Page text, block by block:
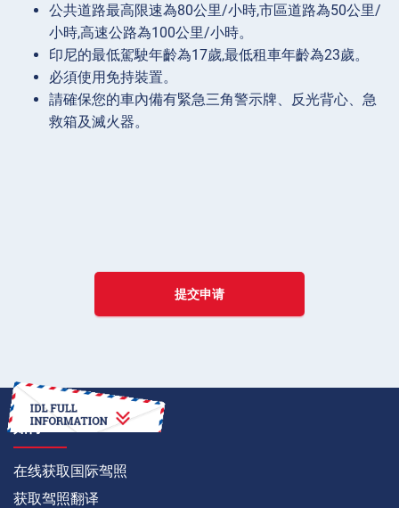
公共道路最高限速為80公里/小時,市區道路為50公里/
小時,高速公路為100公里/小時。
印尼的最低駕駛年齡為17歲,最低租車年齡為23歲。
必須使用免持裝置。
請確保您的車內備有緊急三角警示牌、反光背心、急
救箱及滅火器。
提交申请
如何
在线获取国际驾照
获取驾照翻译